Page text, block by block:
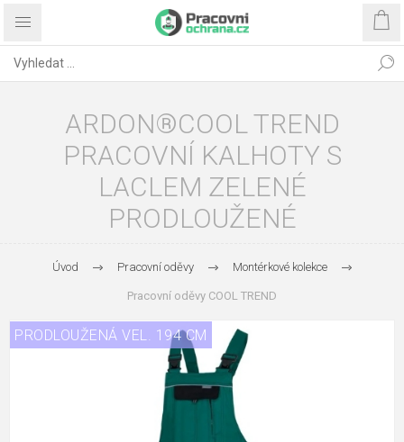
ARDON®COOL TREND
PRACOVNÍ KALHOTY S
LACLEM ZELENÉ
PRODLOUŽENÉ
Úvod Pracovní oděvy Montérkové kolekce
Pracovní oděvy COOL TREND
PRODLOUŽENÁ VEL. 194 CM